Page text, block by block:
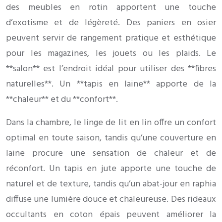
des meubles en rotin apportent une touche
d’exotisme et de légèreté. Des paniers en osier
peuvent servir de rangement pratique et esthétique
pour les magazines, les jouets ou les plaids. Le
**salon** est l’endroit idéal pour utiliser des **fibres
naturelles**. Un **tapis en laine** apporte de la
**chaleur** et du **confort**.
Dans la chambre, le linge de lit en lin offre un confort
optimal en toute saison, tandis qu’une couverture en
laine procure une sensation de chaleur et de
réconfort. Un tapis en jute apporte une touche de
naturel et de texture, tandis qu’un abat-jour en raphia
diffuse une lumière douce et chaleureuse. Des rideaux
occultants en coton épais peuvent améliorer la